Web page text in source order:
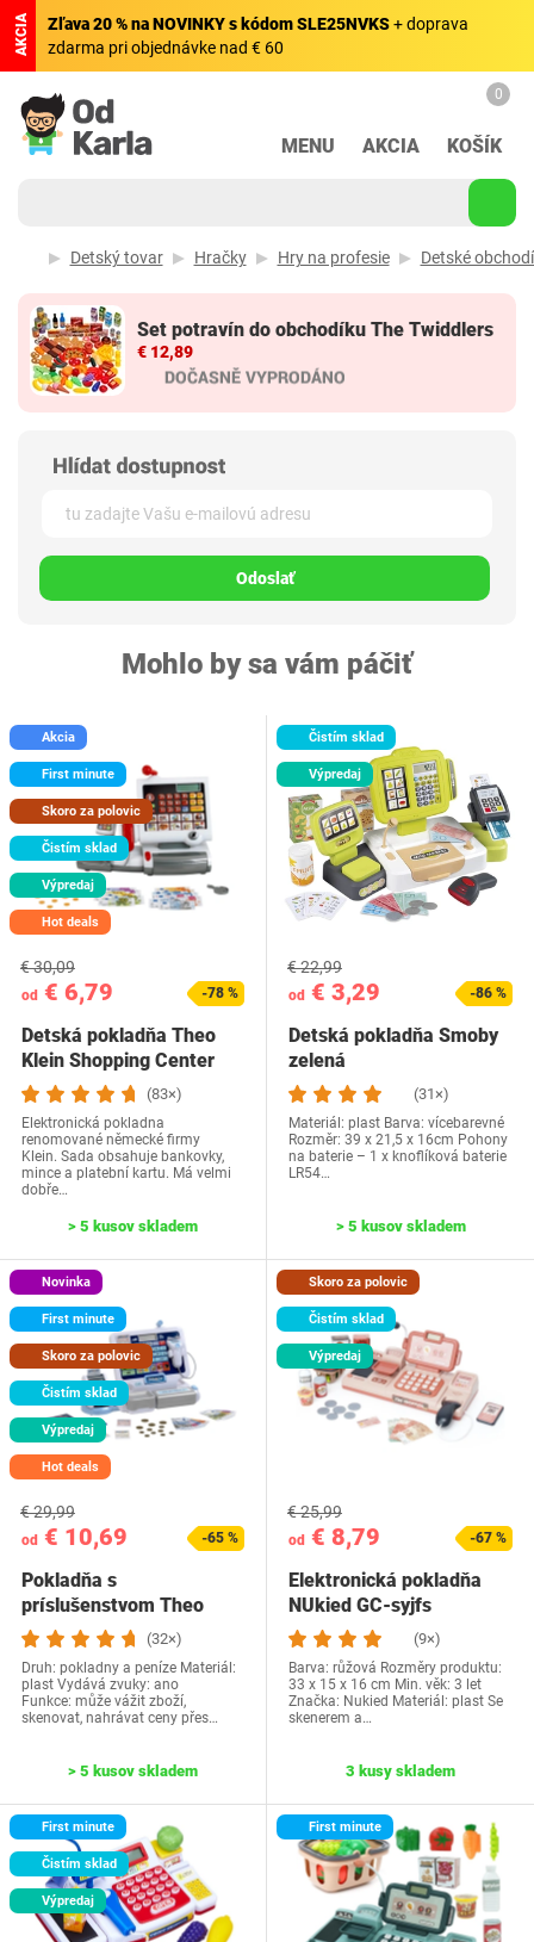
AKCIA Zľava 20 % na NOVINKY s kódom SLE25NVKS+ doprava
zdarma pri objednávke nad € 60
MENU AKCIA
0
KOŠÍK
Detský tovar Hračky Hry na profesie Detské
Set potravín do obchodíku The Twiddlers
€ 12,89
Odoslať
Mohlo by sa vám páčiť
Akcia
First minute
Skoro za polovic
Čistím sklad
Výpredaj
Hot deals
od € 6,79
€ 30,09
-78 %
Detská pokladňa Theo
Klein Shopping Center
(83×)
Elektronická pokladna
renomované německé firmy
Klein. Sada obsahuje bankovky,
mince a platební kartu. Má velmi
dobře…
> 5 kusov skladem
Čistím sklad
Výpredaj
od € 3,29
€ 22,99
-86 %
Detská pokladňa Smoby
zelená
(31×)
Materiál: plast Barva: vícebarevné
Rozměr: 39 x 21,5 x 16cm Pohony
na baterie – 1 x knoflíková baterie
LR54…
> 5 kusov skladem
Novinka
First minute
Skoro za polovic
Čistím sklad
Výpredaj
Hot deals
od € 10,69
€ 29,99
-65 %
Pokladňa s
príslušenstvom Theo
Klein 9324
(32×)
Druh: pokladny a peníze Materiál:
plast Vydává zvuky: ano
Funkce: může vážit zboží,
skenovat, nahrávat ceny přes…
> 5 kusov skladem
Skoro za polovic
Čistím sklad
Výpredaj
od € 8,79
€ 25,99
-67 %
Elektronická pokladňa
NUkied GC-syjfs
(9×)
Barva: růžová Rozměry produktu:
‎33 x 15 x 16 cm Min. věk: 3 let
Značka: Nukied Materiál: plast Se
skenerem a…
3 kusy skladem
First minute
Čistím sklad
Výpredaj
First minute